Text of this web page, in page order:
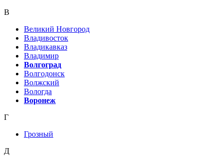
В
Великий Новгород
Владивосток
Владикавказ
Владимир
Волгоград
Волгодонск
Волжский
Вологда
Воронеж
Г
Грозный
Д